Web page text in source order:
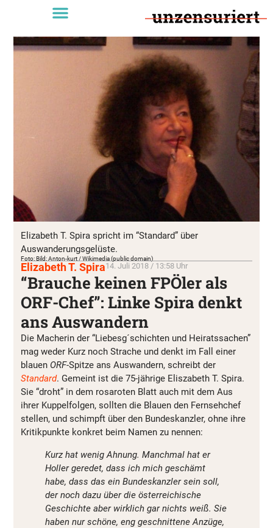
Elizabeth T. Spira spricht im “Standard” über
Auswanderungsgelüste.
Foto: Bild: Anton-kurt / Wikimedia (public domain)
Elizabeth T. Spira14. Juli 2018 / 13:58 Uhr
“Brauche keinen FPÖler als
ORF-Chef”: Linke Spira denkt
ans Auswandern
Die Macherin der “Liebesg´schichten und Heiratssachen”
mag weder Kurz noch Strache und denkt im Fall einer
blauen ORF-Spitze ans Auswandern, schreibt der
Standard. Gemeint ist die 75-jährige Eliszabeth T. Spira.
Sie “droht” in dem rosaroten Blatt auch mit dem Aus
ihrer Kuppelfolgen, sollten die Blauen den Fernsehchef
stellen, und schimpft über den Bundeskanzler, ohne ihre
Kritikpunkte konkret beim Namen zu nennen:
Kurz hat wenig Ahnung. Manchmal hat er
Holler geredet, dass ich mich geschämt
habe, dass das ein Bundeskanzler sein soll,
der noch dazu über die österreichische
Geschichte aber wirklich gar nichts weiß. Sie
haben nur schöne, eng geschnittene Anzüge,